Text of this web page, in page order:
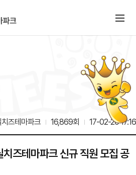
치즈테마파크 16,869회 17-02-20 17:16
치즈테마파크 신규 직원 모집 공